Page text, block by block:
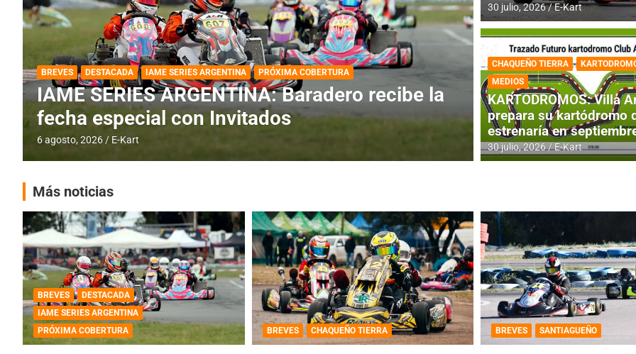
DESTACADA IAME SERIES ARGENTINA
IAME SERIES ARGENTINA: Horarios para la
fecha con Invitados
4 agosto, 2026 E-Kart
DESTACADA INFORME CENTRAL
RMC BUENOS
histórica en
4 agosto, 2026 E-Kart
30 julio, 2026 E-Kart
CHAQUEÑO TIERRA
MEDIOS
KARTODROMOS: Villa
prepara su kartódromo
estrenaría en
30 julio, 2026 E-Kart
Más noticias
BREVES
DESTACADA
IAME SERIES ARGENTINA
PRÓXIMA COBERTURA
BREVES CHAQUEÑO TIERRA BREVES SANTIAGUEÑO